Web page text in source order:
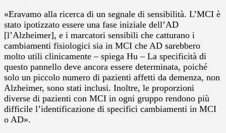
«Eravamo alla ricerca di un segnale di sensibilità. L’MCI è
stato ipotizzato essere una fase iniziale dell’AD
[l’Alzheimer], e i marcatori sensibili che catturano i
cambiamenti fisiologici sia in MCI che AD sarebbero
molto utili clinicamente – spiega Hu – La specificità di
questo pannello deve ancora essere determinata, poiché
solo un piccolo numero di pazienti affetti da demenza, non
Alzheimer, sono stati inclusi. Inoltre, le proporzioni
diverse di pazienti con MCI in ogni gruppo rendono più
difficile l’identificazione di specifici cambiamenti in MCI
o AD».